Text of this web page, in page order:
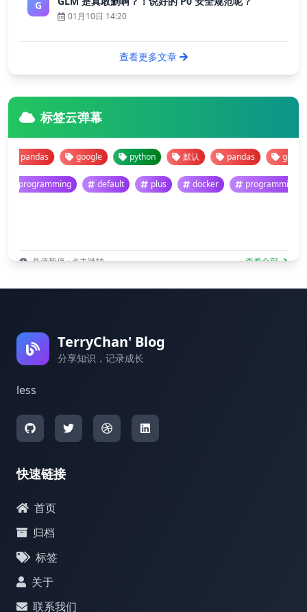
G
01月10日 14:20
查看更多文章
标签云弹幕
pandas google python 默认 pandas google
programming default plus docker
悬停暂停 · 点击跳转 查看全部
TerryChan' Blog
分享知识，记录成长
less
快速链接
首页
归档
标签
关于
联系我们